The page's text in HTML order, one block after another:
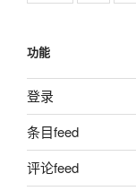
功能
登录
条目feed
评论feed